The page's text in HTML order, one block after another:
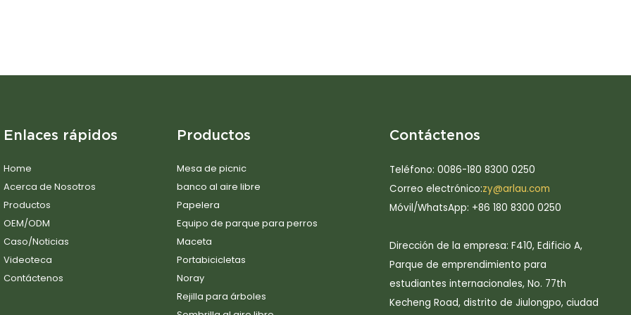
Enlaces rápidos
Home
Acerca de Nosotros
Productos
OEM/ODM
Caso/Noticias
Videoteca
Contáctenos
Productos
Mesa de picnic
banco al aire libre
Papelera
Equipo de parque para perros
Maceta
Portabicicletas
Noray
Rejilla para árboles
Contáctenos
Teléfono: 0086-180 8300 0250
Correo electrónico:zy@arlau.com
Móvil/WhatsApp: +86 180 8300 0250
Dirección de la empresa: F410, Edificio A,
Parque de emprendimiento para
estudiantes internacionales, No. 77th
Kecheng Road, distrito de Jiulongpo, ciudad